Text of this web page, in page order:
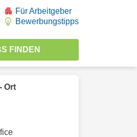
Für Arbeitgeber
Bewerbungstipps
Ort